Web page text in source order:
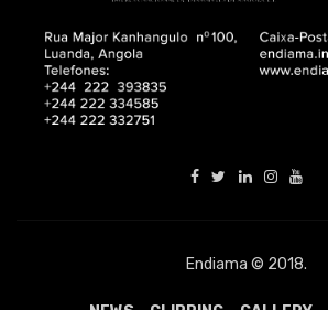
Endiama © 2018.